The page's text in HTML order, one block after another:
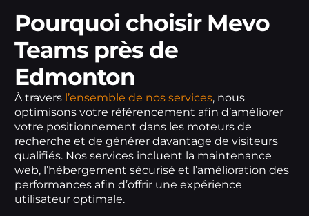
Pourquoi choisir Mevo
Teams près de
Edmonton
À travers l’ensemble de nos services, nous
optimisons votre référencement afin d’améliorer
votre positionnement dans les moteurs de
recherche et de générer davantage de visiteurs
qualifiés. Nos services incluent la maintenance
web, l’hébergement sécurisé et l’amélioration des
performances afin d’offrir une expérience
utilisateur optimale.